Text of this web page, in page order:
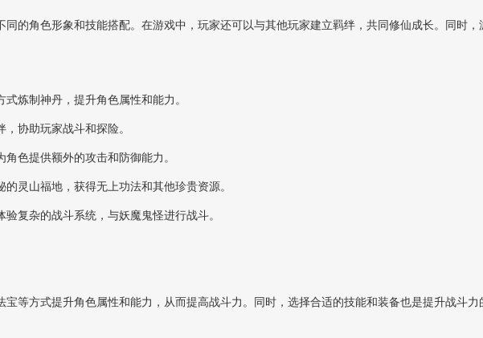
同的角色形象和技能搭配。在游戏中，玩家还可以与其他玩家建立羁绊，共同修仙成长。同时
炼制神丹，提升角色属性和能力。
协助玩家战斗和探险。
色提供额外的攻击和防御能力。
灵山福地，获得无上功法和其他珍贵资源。
复杂的战斗系统，与妖魔鬼怪进行战斗。
等方式提升角色属性和能力，从而提高战斗力。同时，选择合适的技能和装备也是提升战斗力